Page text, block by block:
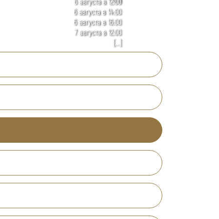
6 августа в 14:00
6 августа в 16:00
7 августа в 12:00
[...]